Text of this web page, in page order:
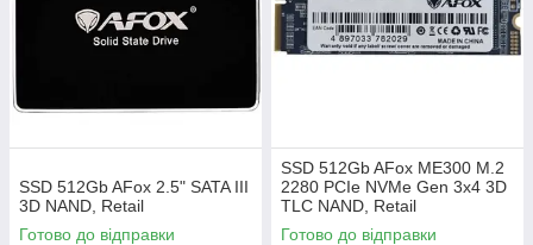
SSD 512Gb AFox 2.5" SATA III
3D NAND, Retail
Готово до відправки
SSD 512Gb AFox ME300 M.2
2280 PCIe NVMe Gen 3x4 3D
TLC NAND, Retail
Готово до відправки